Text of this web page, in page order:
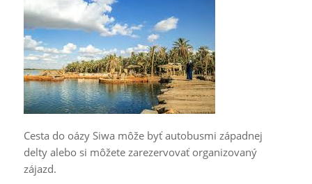
Cesta do oázy Siwa môže byť autobusmi západnej
delty alebo si môžete zarezervovať organizovaný
zájazd.